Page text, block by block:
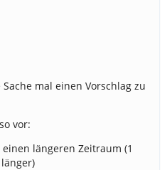
mal einen Vorschlag zu
vor:
längeren Zeitraum (1